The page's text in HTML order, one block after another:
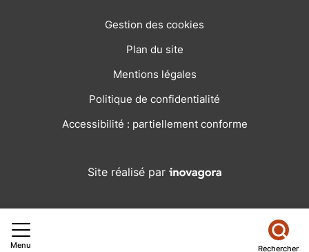
Menu Rechercher
Gestion des cookies
Plan du site
Mentions légales
Politique de confidentialité
Accessibilité : partiellement conforme
Site réalisé par Inovagora (ouverture